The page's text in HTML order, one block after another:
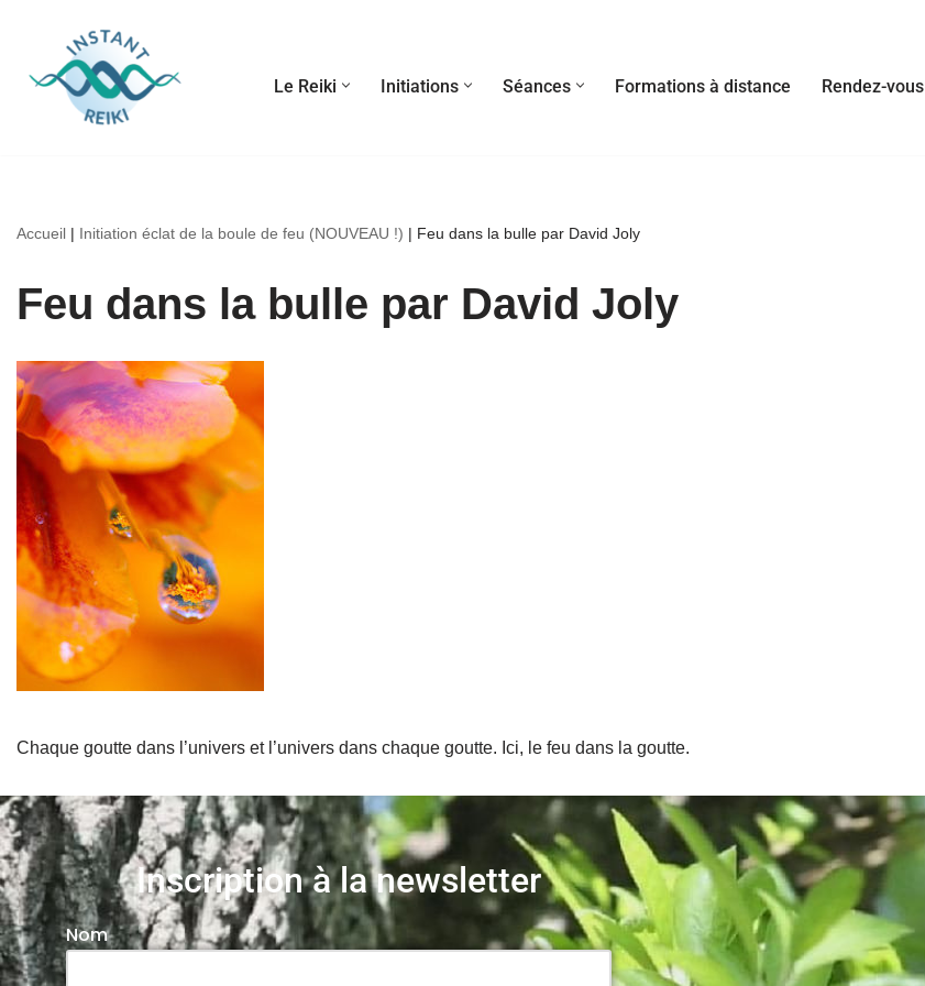
au
Le Reiki Initiations Séances Formations à distance Rendez-vous
Accueil | Initiation éclat de la boule de feu (NOUVEAU !) | Feu dans la bulle par David Joly
Feu dans la bulle par David Joly
Chaque goutte dans l’univers et l’univers dans chaque goutte. Ici, le feu dans la goutte.
Inscription à la newsletter
Nom